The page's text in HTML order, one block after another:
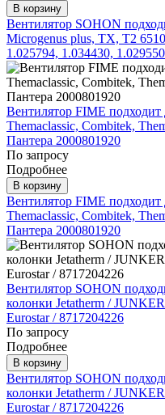
В корзину
Вентилятор SOHON
Microgenus plus, TX, T2
1.025794, 1.034430, 1.029550
Вентилятор FIME
Themaclassic, Combitek,
Пантера 2000801920
По запросу
Подробнее
В корзину
Вентилятор FIME
Themaclassic, Combitek,
Пантера 2000801920
Вентилятор SOHON
колонки Jetatherm /
Eurostar / 8717204226
По запросу
Подробнее
В корзину
Вентилятор SOHON
колонки Jetatherm /
Eurostar / 8717204226